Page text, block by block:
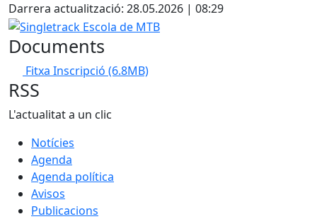
Darrera actualització: 28.05.2026 | 08:29
Singletrack Escola de MTB
Documents
Fitxa Inscripció (6.8MB)
RSS
L'actualitat a un clic
Notícies
Agenda
Agenda política
Avisos
Publicacions